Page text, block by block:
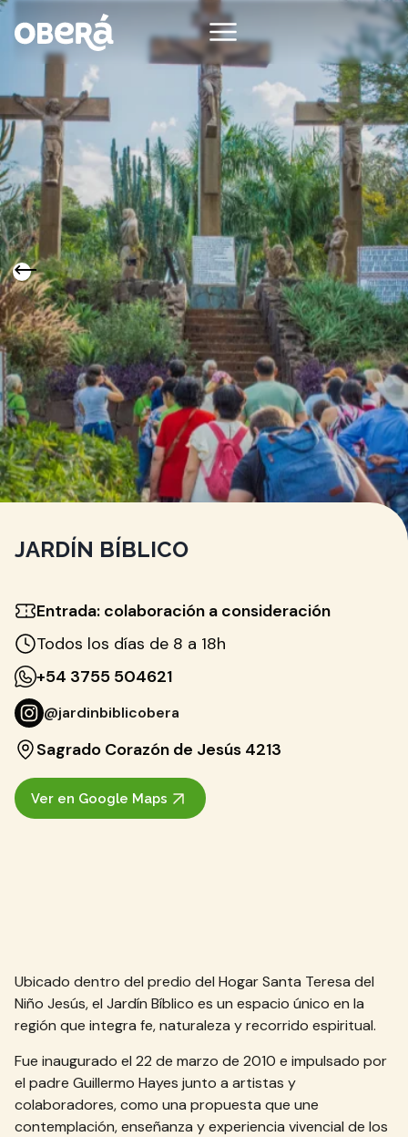
JARDÍN BÍBLICO
Entrada: colaboración a consideración
Todos los días de 8 a 18h
+54 3755 504621
@jardinbiblicobera
Sagrado Corazón de Jesús 4213
Ver en Google Maps
Ubicado dentro del predio del Hogar Santa Teresa del
Niño Jesús, el Jardín Bíblico es un espacio único en la
región que integra fe, naturaleza y recorrido espiritual.
Fue inaugurado el 22 de marzo de 2010 e impulsado por
el padre Guillermo Hayes junto a artistas y
colaboradores, como una propuesta que une
contemplación, enseñanza y experiencia vivencial de los